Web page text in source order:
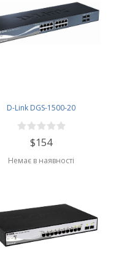
D-Link DGS-1500-20
$154
Немає в наявності